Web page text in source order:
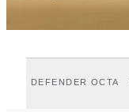
DEFENDER OCTA